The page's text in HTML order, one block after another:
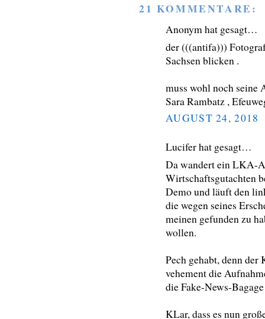
21 KOMMENTARE:
Anonym hat gesagt…
der (((antifa)))
Sachsen blicken .
muss wohl noch seine
Sara Rambatz ,
AUGUST 24, 2018
Lucifer hat gesagt…
Da wandert ein LKA-
Wirtschaftsgutachten
Demo und läuft den
die wegen seines
meinen gefunden zu
wollen.
Pech gehabt, denn der
vehement die
die Fake-News-
KLar, dass es nun